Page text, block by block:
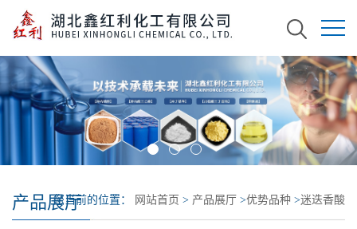
产品展厅您当前的位置： 网站首页 > 产品展厅 >优势品种 >迷迭香酸